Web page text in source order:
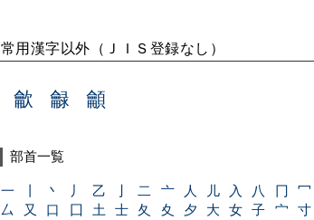
常用漢字以外（ＪＩＳ登録なし）
龡 龣 龥
部首一覧
一 丶 丿 乙 二 亠 人 儿 入 八 冂 冖
厶
又 口 囗 土 士 夂 夊 夕 大 女 子 宀 寸